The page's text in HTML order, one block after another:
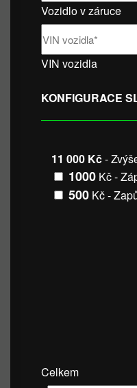
Vozidlo v záruce
VIN vozidla
KONFIGURACE
11 000 Kč-
1000 Kč -
500 Kč -
Celkem